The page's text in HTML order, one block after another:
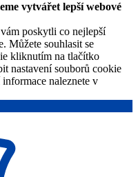
vytvářet lepší webové
poskytli co nejlepší
Můžete souhlasit se
kliknutím na tlačítko
nastavení souborů cookie
naleznete v